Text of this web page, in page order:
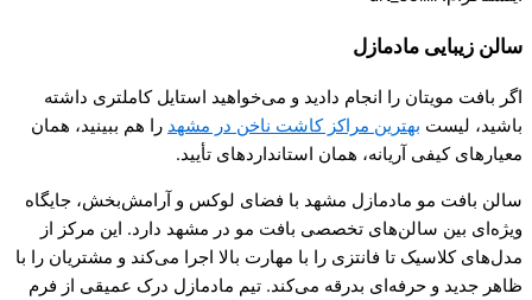
سالن زیبایی مادمازل
اگر بافت مویتان را انجام دادید و می‌خواهید استایل کاملتری داشته
باشید، لیستبهترین مراکز کاشت ناخن در مشهدرا هم ببینید، همان
معیارهای کیفی آریانه، همان استانداردهای تأیید.
سالن بافت مو مادمازل مشهد با فضای لوکس و آرامش‌بخش، جایگاه
ویژه‌ای بین سالن‌های تخصصی بافت مو در مشهد دارد. این مرکز از
مدل‌های کلاسیک تا فانتزی را با مهارت بالا اجرا می‌کند و مشتریان را با
ظاهر جدید و حرفه‌ای بدرقه می‌کند. تیم مادمازل درک عمیقی از فرم